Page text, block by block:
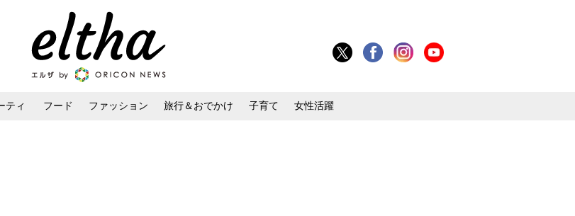
ティ フード ファッション 旅行＆おでかけ 子育て 女性活躍